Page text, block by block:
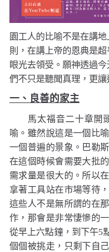
園工人的比喻不是在講
則，在講上帝的恩典是
眼光去領受。願神透過
們不只是聽聞真理，更讓
一、良善的家主
馬太福音二十章開
喻。 雖然說這是一個比
一個普遍的景象。巴勒
在這個時候會需要大批
需求量是很大的。所以
拿著工具站在市場等待
這些人不是無所謂的在
作，那會是非常悽慘的
從早上六點鐘，到下午5
個個被挑走，只剩下自